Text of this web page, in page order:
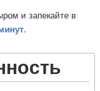
и запекайте в
.